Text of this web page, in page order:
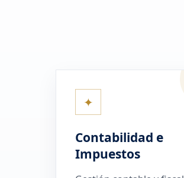
✦
Contabilidad e
Impuestos